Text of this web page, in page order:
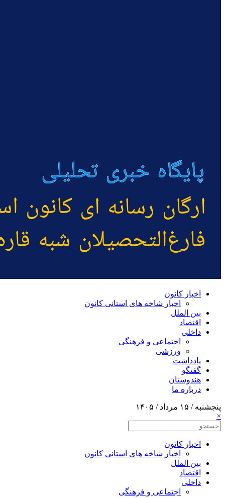
اخبار کانون
اخبار شاخه های استانی کانون
بین الملل
اقتصاد
داخلی
اجتماعی و فرهنگی
ورزشی
یادداشت
گفتگو
هندوستان
درباره ما
پنجشنبه / ۱۵ مرداد / ۱۴۰۵
×
اخبار کانون
اخبار شاخه های استانی کانون
بین الملل
اقتصاد
داخلی
اجتماعی و فرهنگی